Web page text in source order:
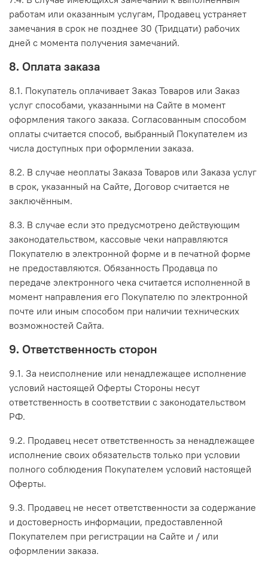
работам или оказанным услугам, Продавец устраняет
замечания в срок не позднее 30 (Тридцати) рабочих
дней с момента получения замечаний.
8. Оплата заказа
8.1. Покупатель оплачивает Заказ Товаров или Заказ
услуг способами, указанными на Сайте в момент
оформления такого заказа. Согласованным способом
оплаты считается способ, выбранный Покупателем из
числа доступных при оформлении заказа.
8.2. В случае неоплаты Заказа Товаров или Заказа услуг
в срок, указанный на Сайте, Договор считается не
заключённым.
8.3. В случае если это предусмотрено действующим
законодательством, кассовые чеки направляются
Покупателю в электронной форме и в печатной форме
не предоставляются. Обязанность Продавца по
передаче электронного чека считается исполненной в
момент направления его Покупателю по электронной
почте или иным способом при наличии технических
возможностей Сайта.
9. Ответственность сторон
9.1. За неисполнение или ненадлежащее исполнение
условий настоящей Оферты Стороны несут
ответственность в соответствии с законодательством
РФ.
9.2. Продавец несет ответственность за ненадлежащее
исполнение своих обязательств только при условии
полного соблюдения Покупателем условий настоящей
Оферты.
9.3. Продавец не несет ответственности за содержание
и достоверность информации, предоставленной
Покупателем при регистрации на Сайте и / или
оформлении заказа.